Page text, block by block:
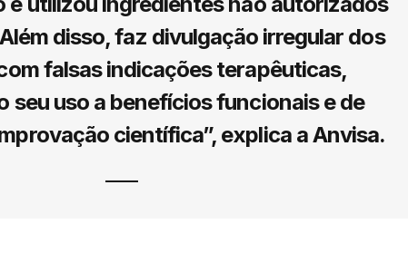
disso, faz divulgação irregular dos
falsas indicações terapêuticas,
seu uso a benefícios funcionais e de
científica”, explica a Anvisa.